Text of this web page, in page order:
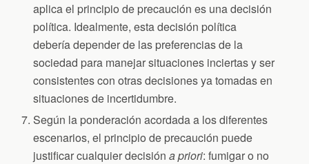
aplica el principio de precaución es una decisión
política. Idealmente, esta decisión política
debería depender de las preferencias de la
sociedad para manejar situaciones inciertas y ser
consistentes con otras decisiones ya tomadas en
situaciones de incertidumbre.
Según la ponderación acordada a los diferentes
escenarios, el principio de precaución puede
justificar cualquier decisióna priori: fumigar o no